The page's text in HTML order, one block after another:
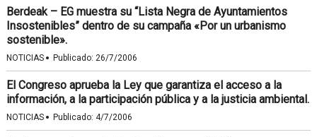
Berdeak – EG muestra su “Lista Negra de Ayuntamientos
Insostenibles” dentro de su campaña «Por un urbanismo
sostenible».
NOTICIAS · Publicado: 26/7/2006
El Congreso aprueba la Ley que garantiza el acceso a la
información, a la participación pública y a la justicia ambiental.
NOTICIAS · Publicado: 4/7/2006